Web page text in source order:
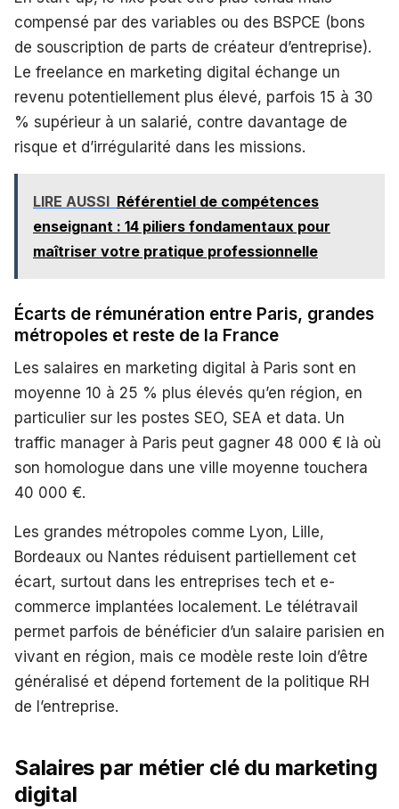
compensé par des variables ou des BSPCE (bons
de souscription de parts de créateur d’entreprise).
Le freelance en marketing digital échange un
revenu potentiellement plus élevé, parfois 15 à 30
% supérieur à un salarié, contre davantage de
risque et d’irrégularité dans les missions.
LIRE AUSSI Référentiel de compétences
enseignant : 14 piliers fondamentaux pour
maîtriser votre pratique professionnelle
Écarts de rémunération entre Paris, grandes
métropoles et reste de la France
Les salaires en marketing digital à Paris sont en
moyenne 10 à 25 % plus élevés qu’en région, en
particulier sur les postes SEO, SEA et data. Un
traffic manager à Paris peut gagner 48 000 € là où
son homologue dans une ville moyenne touchera
40 000 €.
Les grandes métropoles comme Lyon, Lille,
Bordeaux ou Nantes réduisent partiellement cet
écart, surtout dans les entreprises tech et e-
commerce implantées localement. Le télétravail
permet parfois de bénéficier d’un salaire parisien en
vivant en région, mais ce modèle reste loin d’être
généralisé et dépend fortement de la politique RH
de l’entreprise.
Salaires par métier clé du marketing
digital